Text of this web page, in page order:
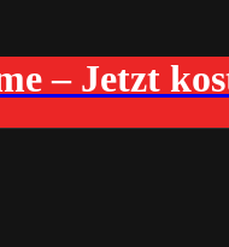
– Jetzt